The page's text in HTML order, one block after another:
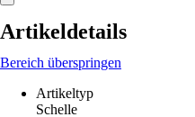
Artikeldetails
Bereich überspringen
Artikeltyp
Schelle